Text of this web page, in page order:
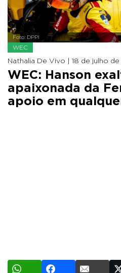
Foto: DPPI
WEC
Nathalia De Vivo | 18 de julho
WEC: Hanson
apaixonada da
apoio em